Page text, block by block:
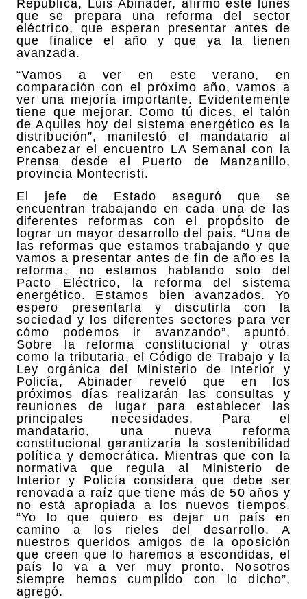
República, Luis Abinader, afirmó este lunes
que se prepara una reforma del sector
eléctrico, que esperan presentar antes de
que finalice el año y que ya la tienen
avanzada.
“Vamos a ver en este verano, en
comparación con el próximo año, vamos a
ver una mejoría importante. Evidentemente
tiene que mejorar. Como tú dices, el talón
de Aquiles hoy del sistema energético es la
distribución”, manifestó el mandatario al
encabezar el encuentro LA Semanal con la
Prensa desde el Puerto de Manzanillo,
provincia Montecristi.
El jefe de Estado aseguró que se
encuentran trabajando en cada una de las
diferentes reformas con el propósito de
lograr un mayor desarrollo del país. “Una de
las reformas que estamos trabajando y que
vamos a presentar antes de fin de año es la
reforma, no estamos hablando solo del
Pacto Eléctrico, la reforma del sistema
energético. Estamos bien avanzados. Yo
espero presentarla y discutirla con la
sociedad y los diferentes sectores para ver
cómo podemos ir avanzando”, apuntó.
Sobre la reforma constitucional y otras
como la tributaria, el Código de Trabajo y la
Ley orgánica del Ministerio de Interior y
Policía, Abinader reveló que en los
próximos días realizarán las consultas y
reuniones de lugar para establecer las
principales necesidades. Para el
mandatario, una nueva reforma
constitucional garantizaría la sostenibilidad
política y democrática. Mientras que con la
normativa que regula al Ministerio de
Interior y Policía considera que debe ser
renovada a raíz que tiene más de 50 años y
no está apropiada a los nuevos tiempos.
“Yo lo que quiero es dejar un país en
camino a los rieles del desarrollo. A
nuestros queridos amigos de la oposición
que creen que lo haremos a escondidas, el
país lo va a ver muy pronto. Nosotros
siempre hemos cumplido con lo dicho”,
agregó.